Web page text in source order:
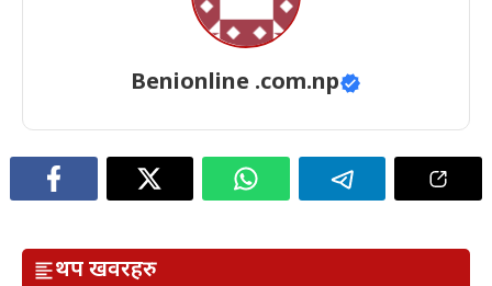
Benionline .com.np
थप खवरहरु